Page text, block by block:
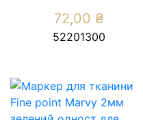
72,00 ₴
52201300